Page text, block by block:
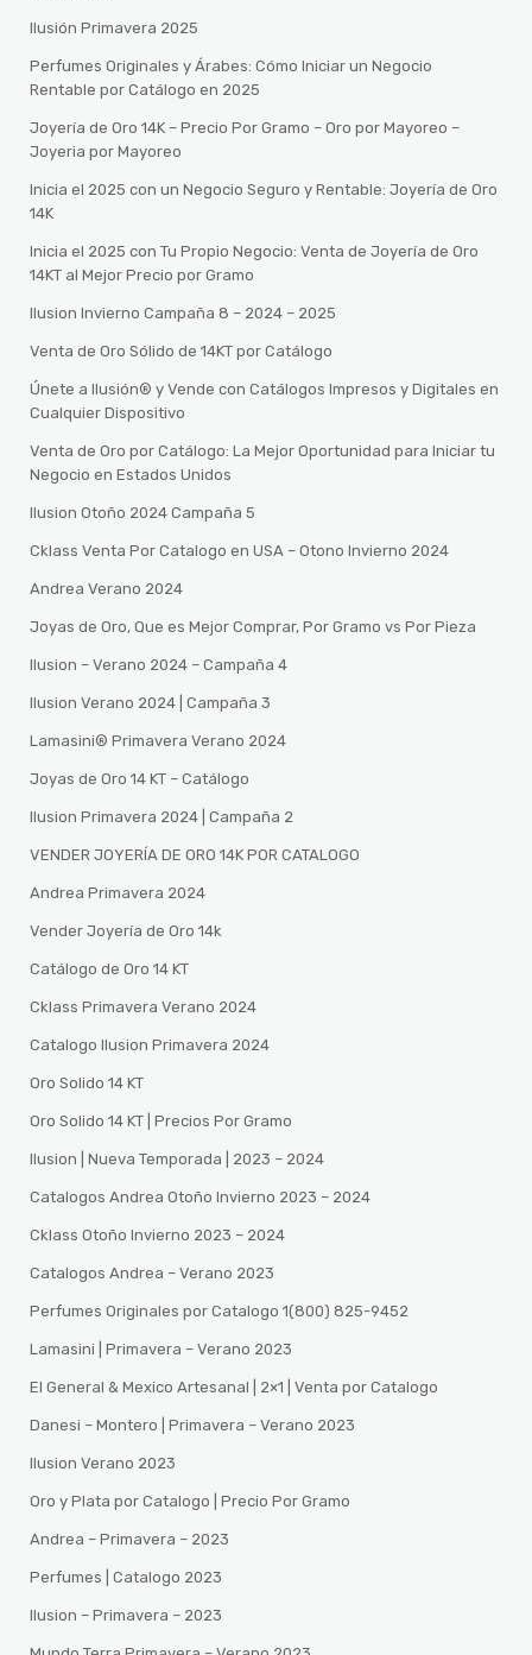
Ilusión Primavera 2025
Perfumes Originales y Árabes: Cómo Iniciar un Negocio
Rentable por Catálogo en 2025
Joyería de Oro 14K – Precio Por Gramo – Oro por Mayoreo –
Joyeria por Mayoreo
Inicia el 2025 con un Negocio Seguro y Rentable: Joyería de Oro
14K
Inicia el 2025 con Tu Propio Negocio: Venta de Joyería de Oro
14KT al Mejor Precio por Gramo
Ilusion Invierno Campaña 8 – 2024 – 2025
Venta de Oro Sólido de 14KT por Catálogo
Únete a Ilusión® y Vende con Catálogos Impresos y Digitales en
Cualquier Dispositivo
Venta de Oro por Catálogo: La Mejor Oportunidad para Iniciar tu
Negocio en Estados Unidos
Ilusion Otoño 2024 Campaña 5
Cklass Venta Por Catalogo en USA – Otono Invierno 2024
Andrea Verano 2024
Joyas de Oro, Que es Mejor Comprar, Por Gramo vs Por Pieza
Ilusion – Verano 2024 – Campaña 4
Ilusion Verano 2024 | Campaña 3
Lamasini®️ Primavera Verano 2024
Joyas de Oro 14 KT – Catálogo
Ilusion Primavera 2024 | Campaña 2
VENDER JOYERÍA DE ORO 14K POR CATALOGO
Andrea Primavera 2024
Vender Joyería de Oro 14k
Catálogo de Oro 14 KT
Cklass Primavera Verano 2024
Catalogo Ilusion Primavera 2024
Oro Solido 14 KT
Oro Solido 14 KT | Precios Por Gramo
Ilusion | Nueva Temporada | 2023 – 2024
Catalogos Andrea Otoño Invierno 2023 – 2024
Cklass Otoño Invierno 2023 – 2024
Catalogos Andrea – Verano 2023
Perfumes Originales por Catalogo 1(800) 825-9452
Lamasini | Primavera – Verano 2023
El General & Mexico Artesanal | 2×1 | Venta por Catalogo
Danesi – Montero | Primavera – Verano 2023
Ilusion Verano 2023
Oro y Plata por Catalogo | Precio Por Gramo
Andrea – Primavera – 2023
Perfumes | Catalogo 2023
Ilusion – Primavera – 2023